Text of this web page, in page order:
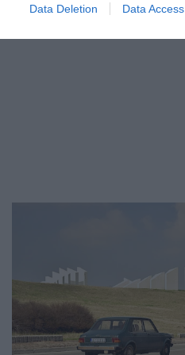
Data Deletion Data Access